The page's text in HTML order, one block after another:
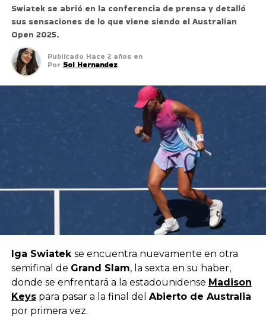
Swiatek se abrió en la conferencia de prensa y detalló
sus sensaciones de lo que viene siendo el Australian
Open 2025.
Publicado Hace 2 años en
Por Sol Hernandez
Iga Swiatek se encuentra nuevamente en otra
semifinal de Grand Slam, la sexta en su haber,
donde se enfrentará a la estadounidense Madison
Keyspara pasar a la final del Abierto de Australia
por primera vez.